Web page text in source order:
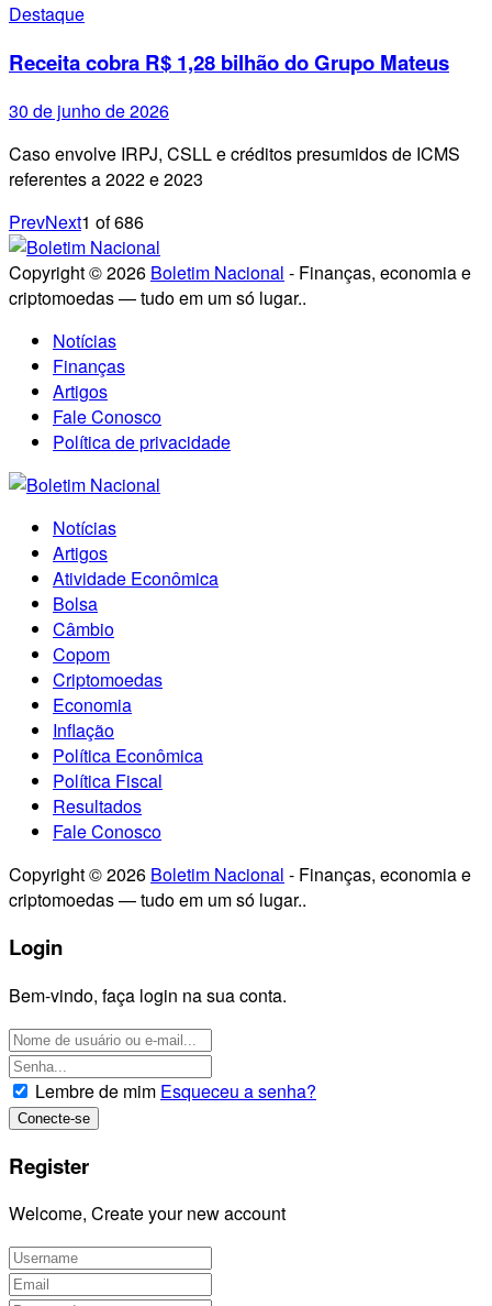
Destaque
Receita cobra R$ 1,28 bilhão do Grupo Mateus
30 de junho de 2026
Caso envolve IRPJ, CSLL e créditos presumidos de ICMS
referentes a 2022 e 2023
PrevNext1 of686
Copyright © 2026 Boletim Nacional - Finanças, economia e
criptomoedas — tudo em um só lugar..
Notícias
Finanças
Artigos
Fale Conosco
Política de privacidade
Notícias
Artigos
Atividade Econômica
Bolsa
Câmbio
Copom
Criptomoedas
Economia
Inflação
Política Econômica
Política Fiscal
Resultados
Fale Conosco
Copyright © 2026 Boletim Nacional - Finanças, economia e
criptomoedas — tudo em um só lugar..
Login
Bem-vindo, faça login na sua conta.
Lembre de mim Esqueceu a senha?
Register
Welcome, Create your new account